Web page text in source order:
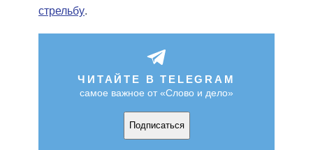
стрельбу.
ЧИТАЙТЕ В TELEGRAM
самое важное от «Слово и дело»
Подписаться